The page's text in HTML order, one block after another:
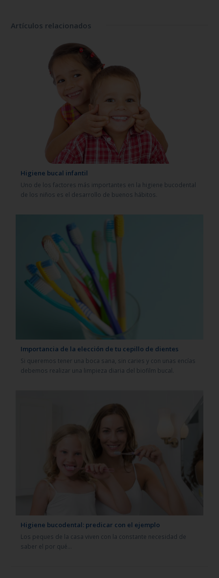
Artículos relacionados
Higiene bucal infantil
Uno de los factores más importantes en la higiene bucodental
de los niños es el desarrollo de buenos hábitos.
Importancia de la elección de tu cepillo de dientes
Si queremos tener una boca sana, sin caries y con unas encías
debemos realizar una limpieza diaria del biofilm bucal.
Higiene bucodental: predicar con el ejemplo
Los peques de la casa viven con la constante necesidad de
saber el por qué…